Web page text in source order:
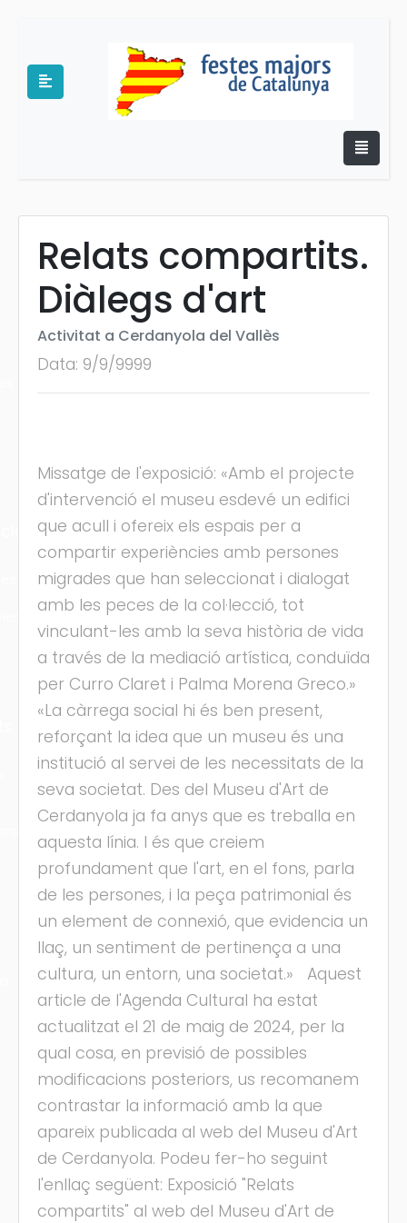
Relats compartits.
Diàlegs d'art
Activitat a Cerdanyola del Vallès
Data: 9/9/9999
Missatge de l'exposició: «Amb el projecte
d'intervenció el museu esdevé un edifici
que acull i ofereix els espais per a
compartir experiències amb persones
migrades que han seleccionat i dialogat
amb les peces de la col·lecció, tot
vinculant-les amb la seva història de vida
a través de la mediació artística, conduïda
per Curro Claret i Palma Morena Greco.»
«La càrrega social hi és ben present,
reforçant la idea que un museu és una
institució al servei de les necessitats de la
seva societat. Des del Museu d'Art de
Cerdanyola ja fa anys que es treballa en
aquesta línia. I és que creiem
profundament que l'art, en el fons, parla
de les persones, i la peça patrimonial és
un element de connexió, que evidencia un
llaç, un sentiment de pertinença a una
cultura, un entorn, una societat.» Aquest
article de l'Agenda Cultural ha estat
actualitzat el 21 de maig de 2024, per la
qual cosa, en previsió de possibles
modificacions posteriors, us recomanem
contrastar la informació amb la que
apareix publicada al web del Museu d'Art
de Cerdanyola. Podeu fer-ho seguint
l'enllaç següent: Exposició "Relats
compartits" al web del Museu d'Art de